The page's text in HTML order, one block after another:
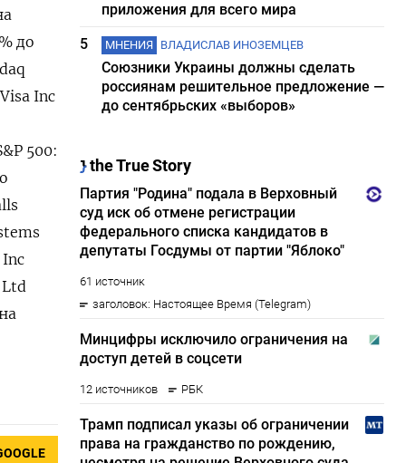
до
Inc
500:
Ltd
приложения для всего мира
5
МНЕНИЯ ВЛАДИСЛАВ ИНОЗЕМЦЕВ
Союзники Украины должны сделать
россиянам решительное предложение —
до сентябрьских «выборов»